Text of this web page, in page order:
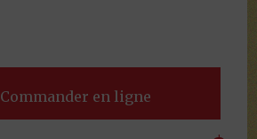
Commander en ligne